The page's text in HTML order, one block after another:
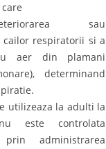
sau
cailor respiratorii si a
aer din plamani
determinand
utilizeaza la adulti la
este controlata
prin administrarea